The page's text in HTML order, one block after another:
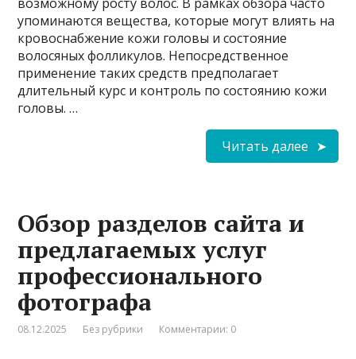
возможному росту волос. В рамках обзора часто
упоминаются вещества, которые могут влиять на
кровоснабжение кожи головы и состояние
волосяных фолликулов. Непосредственное
применение таких средств предполагает
длительный курс и контроль по состоянию кожи
головы. …
Читать далее
Обзор разделов сайта и
предлагаемых услуг
профессионального
фотографа
08.12.2025 Без рубрики Комментарии: 0